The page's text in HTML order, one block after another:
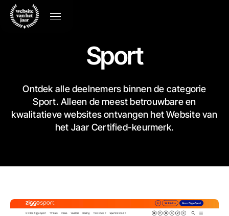
Sport
Ontdek alle deelnemers binnen de categorie
Sport. Alleen de meest betrouwbare en
kwalitatieve websites ontvangen het Website van
het Jaar Certified-keurmerk.